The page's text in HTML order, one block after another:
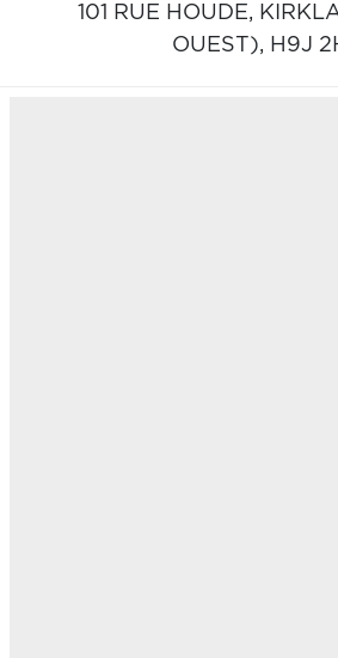
101 RUE HOUDE,
OUEST), H9J